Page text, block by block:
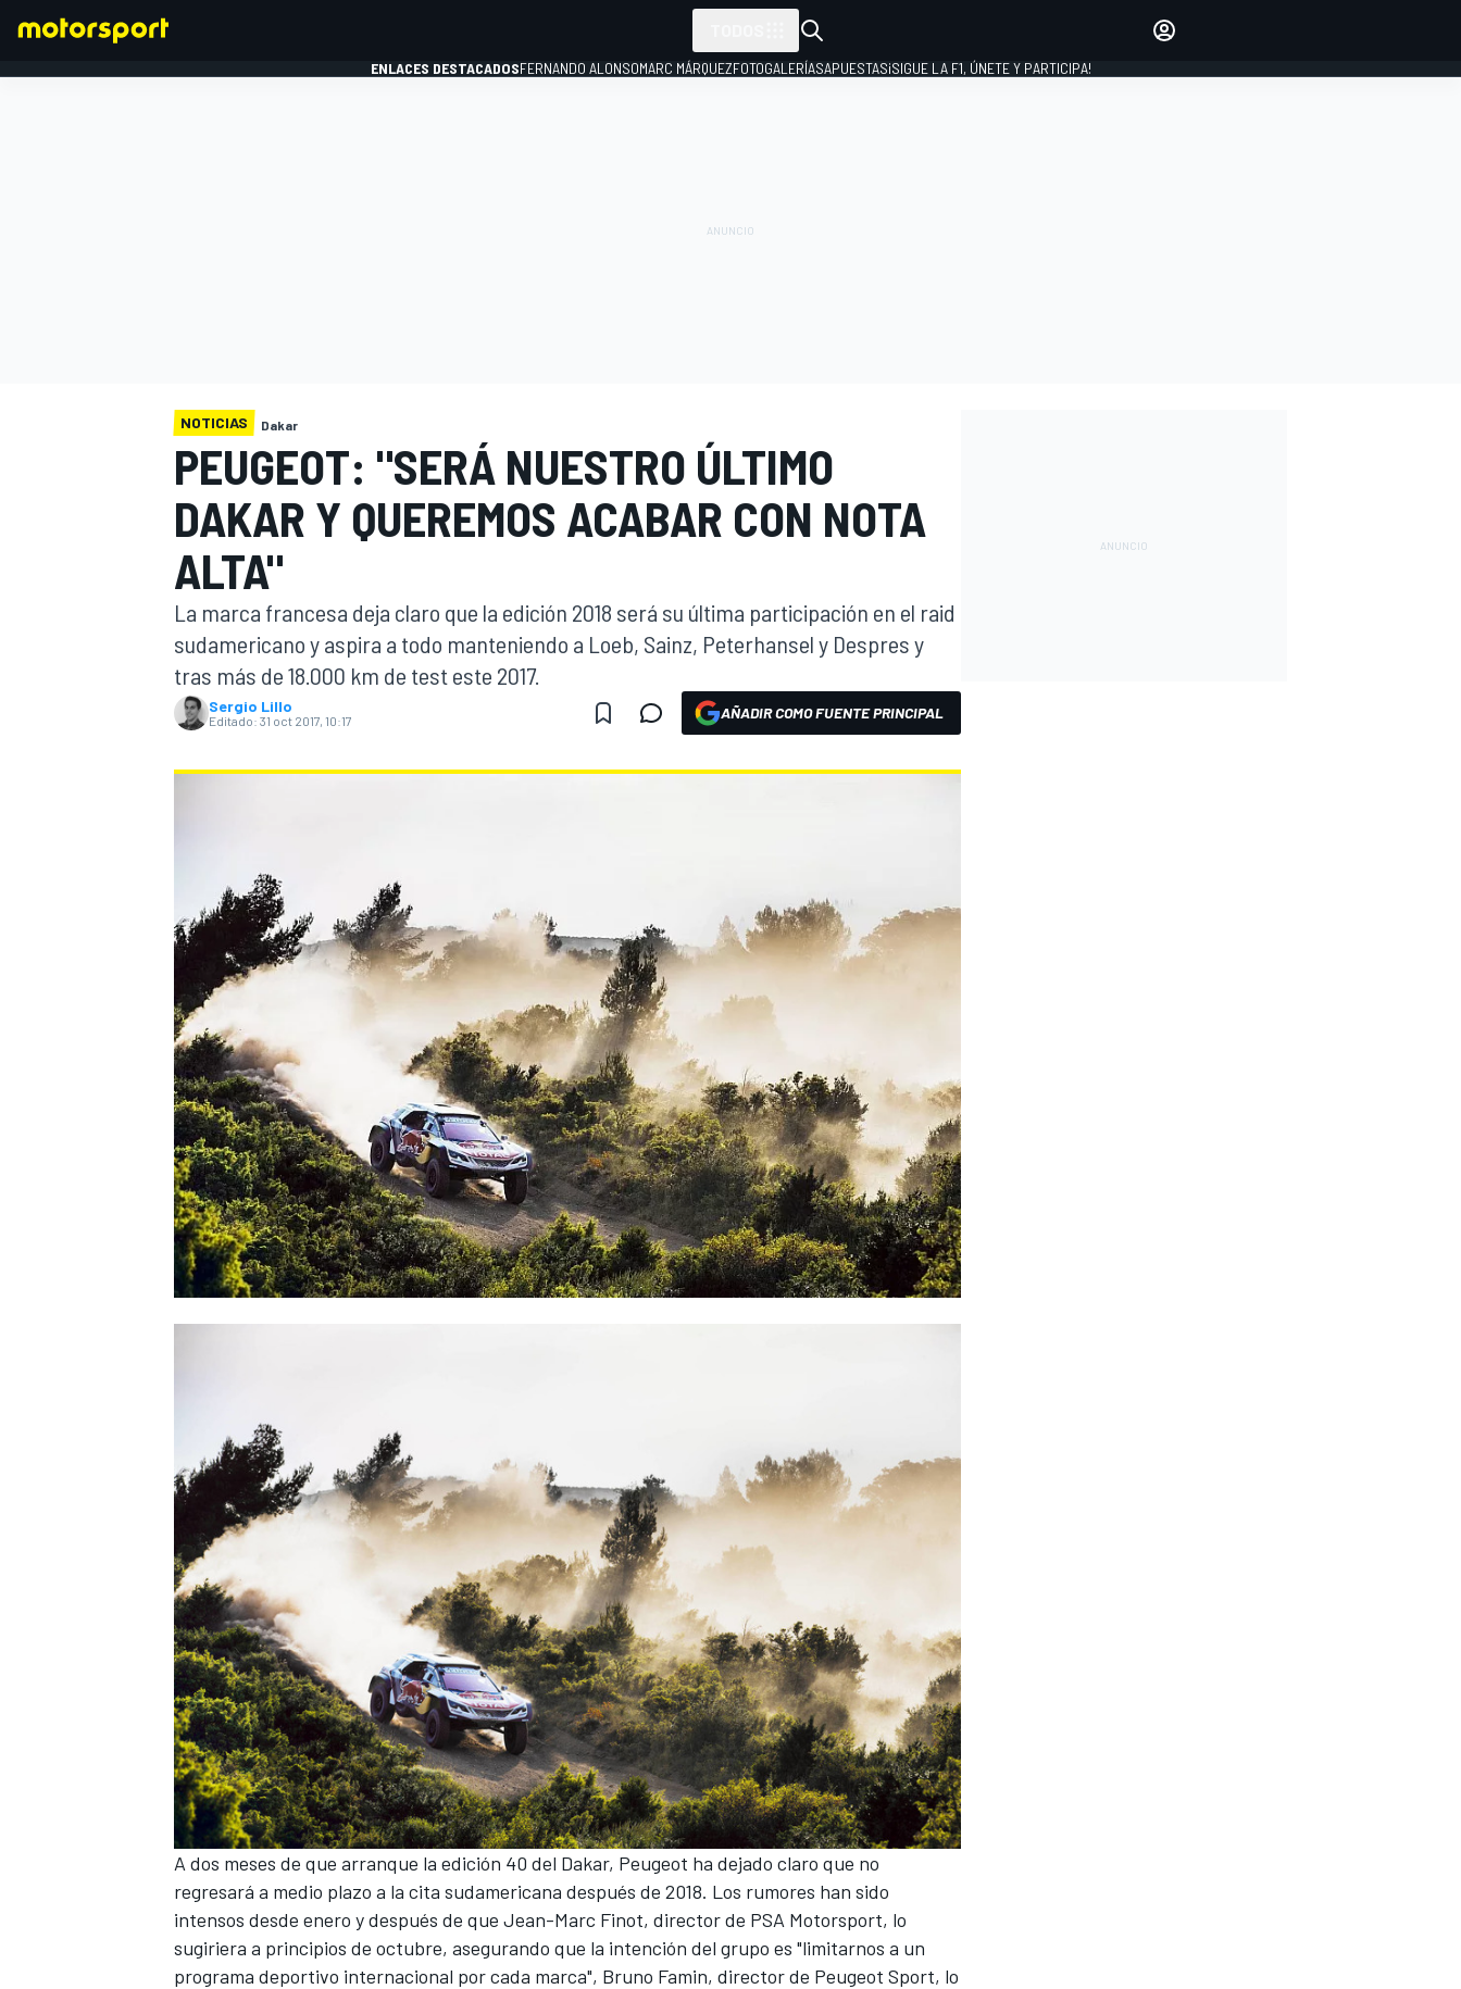
ENLACES DESTACADOSFERNANDO ALONSOMARC MÁRQUEZFOTOGALERÍASAPUESTAS¡SIGUE LA F1, ÚNETE Y PARTICIPA!
NOTICIAS Dakar
PEUGEOT: "SERÁ NUESTRO ÚLTIMO
DAKAR Y QUEREMOS ACABAR CON NOTA
ALTA"
La marca francesa deja claro que la edición 2018 será su última participación en el raid
sudamericano y aspira a todo manteniendo a Loeb, Sainz, Peterhansel y Despres y
tras más de 18.000 km de test este 2017.
Sergio Lillo
Editado: 31 oct 2017, 10:17 AÑADIR COMO FUENTE PRINCIPAL
A dos meses de que arranque la edición 40 del Dakar, Peugeot ha dejado claro que no
regresará a medio plazo a la cita sudamericana después de 2018. Los rumores han sido
intensos desde enero y después de que Jean-Marc Finot, director de PSA Motorsport, lo
sugiriera a principios de octubre, asegurando que la intención del grupo es "limitarnos a un
programa deportivo internacional por cada marca", Bruno Famin, director de Peugeot Sport, lo